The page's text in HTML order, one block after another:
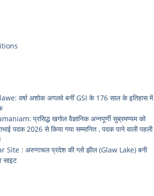
वर्षा अशोक अगलवे बनीं GSI के 176 साल के इतिहास में
प्रसिद्ध खगोल वैज्ञानिक अन्नपूर्णी सुब्रमण्यम को
पदक 2026 से किया गया सम्मानित , पदक पाने वाली पहली
Site : अरुणाचल प्रदेश की ग्लो झील (Glaw Lake) बनी
साइट